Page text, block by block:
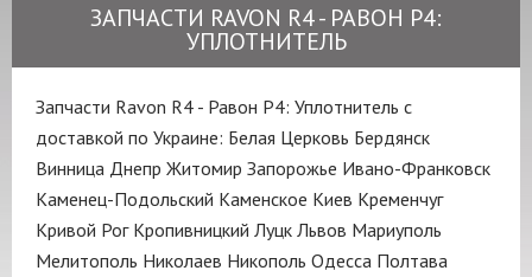
ЗАПЧАСТИ RAVON R4 - РАВОН Р4:
УПЛОТНИТЕЛЬ
Запчасти Ravon R4 - Равон Р4: Уплотнитель с
доставкой по Украине: Белая Церковь Бердянск
Винница Днепр Житомир Запорожье Ивано-Франковск
Каменец-Подольский Каменское Киев Кременчуг
Кривой Рог Кропивницкий Луцк Львов Мариуполь
Мелитополь Николаев Никополь Одесса Полтава